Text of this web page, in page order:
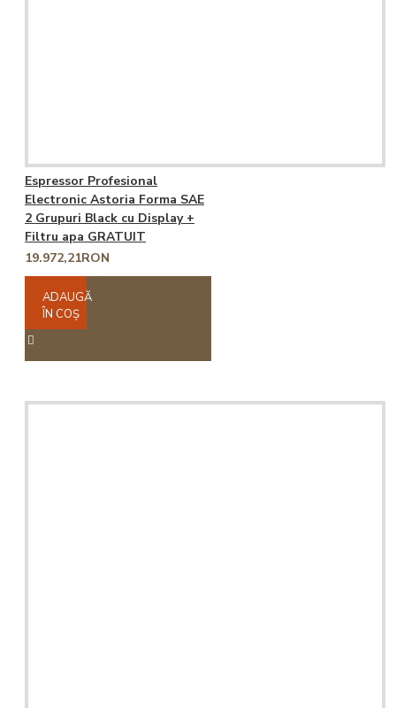
Espressor Profesional
Electronic Astoria Forma SAE
2 Grupuri Black cu Display +
Filtru apa GRATUIT
19.972,21RON
ADAUGĂ
ÎN COŞ